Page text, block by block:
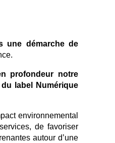
une démarche de
profondeur notre
du label Numérique
environnemental
de favoriser
autour d’une